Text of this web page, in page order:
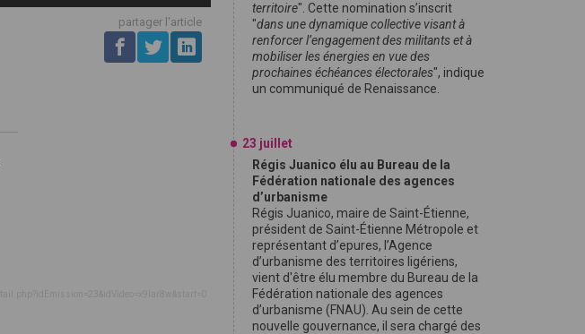
partager l'article
territoire". Cette nomination s’inscrit
"dans une dynamique collective visant à
renforcer l’engagement des militants et à
mobiliser les énergies en vue des
prochaines échéances électorales", indique
un communiqué de Renaissance.
23 juillet
Régis Juanico élu au Bureau de la
Fédération nationale des agences
d’urbanisme
Régis Juanico, maire de Saint-Étienne,
président de Saint-Étienne Métropole et
représentant d’epures, l’Agence
d’urbanisme des territoires ligériens,
vient d'être élu membre du Bureau de la
Fédération nationale des agences
d’urbanisme (FNAU). Au sein de cette
nouvelle gouvernance, il sera chargé des